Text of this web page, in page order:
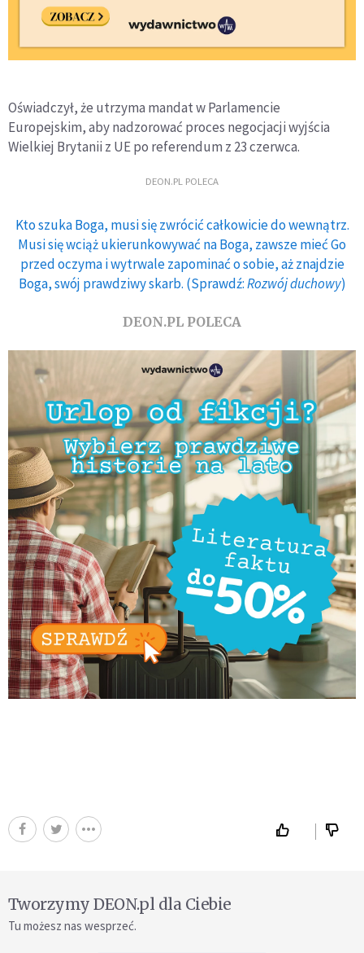
Oświadczył, że utrzyma mandat w Parlamencie
Europejskim, aby nadzorować proces negocjacji wyjścia
Wielkiej Brytanii z UE po referendum z 23 czerwca.
DEON.PL POLECA
Kto szuka Boga, musi się zwrócić całkowicie do wewnątrz.
Musi się wciąż ukierunkowywać na Boga, zawsze mieć Go
przed oczyma i wytrwale zapominać o sobie, aż znajdzie
Boga, swój prawdziwy skarb. (Sprawdź:Rozwój duchowy)
DEON.PL POLECA
Tworzymy DEON.pl dla Ciebie
Tu możesz nas wesprzeć.